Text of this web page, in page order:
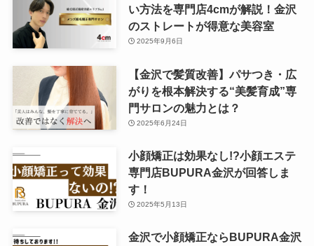
い方法を専門店4cmが解説！金沢
のストレートが得意な美容室
2025年9月6日
【金沢で髪質改善】パサつき・広
がりを根本解決する“美髪育成”専
門サロンの魅力とは？
2025年6月24日
小顔矯正は効果なし!?小顔エステ
専門店BUPURA金沢が回答しま
す！
2025年5月13日
金沢で小顔矯正ならBUPURA金沢